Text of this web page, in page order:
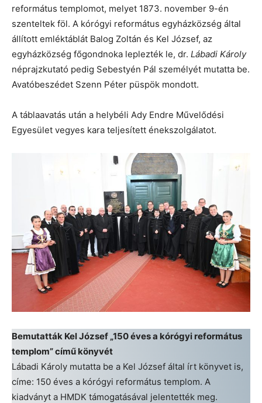
református templomot, melyet 1873. november 9-én
szenteltek föl. A kórógyi református egyházközség által
állított emléktáblát Balog Zoltán és Kel József, az
egyházközség főgondnoka leplezték le, dr. Lábadi Károly
néprajzkutató pedig Sebestyén Pál személyét mutatta be.
Avatóbeszédet Szenn Péter püspök mondott.
A táblaavatás után a helybéli Ady Endre Művelődési
Egyesület vegyes kara teljesített énekszolgálatot.
Bemutatták Kel József „150 éves a kórógyi református
templom” című könyvét
Lábadi Károly mutatta be a Kel József által írt könyvet is,
címe: 150 éves a kórógyi református templom. A
kiadványt a HMDK támogatásával jelentették meg.